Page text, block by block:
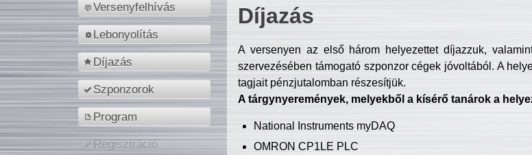
Versenyfelhívás
Lebonyolítás
Díjazás
Szponzorok
Program
Regisztráció
Díjazás
A versenyen az első három helyezettet díjazzuk,
szervezésében támogató szponzor cégek jóvoltából. A
tagjait pénzjutalomban részesítjük.
A tárgynyeremények, melyekből a kísérő tanárok a
National Instruments myDAQ
OMRON CP1LE PLC